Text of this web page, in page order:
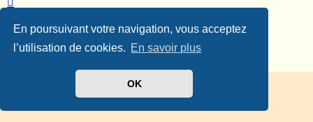
En poursuivant votre navigation, vous acceptez
l’utilisation de cookies. En savoir plus
OK